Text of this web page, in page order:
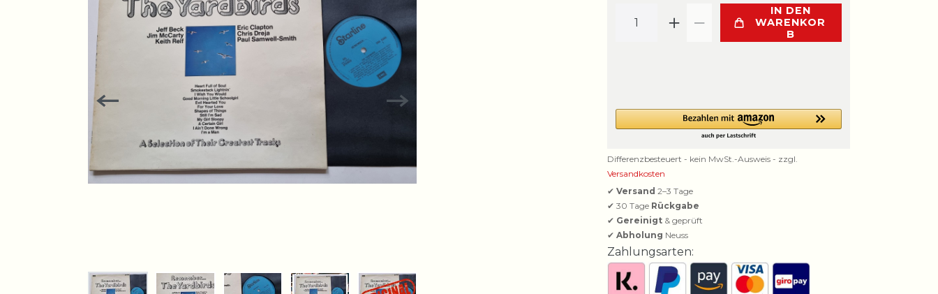
IN DEN
WARENKOR
B
Differenzbesteuert - kein MwSt.-Ausweis - zzgl.
Versandkosten
✔ Versand 2–3 Tage
✔ 30 Tage Rückgabe
✔ Gereinigt & geprüft
✔ Abholung Neuss
Zahlungsarten: